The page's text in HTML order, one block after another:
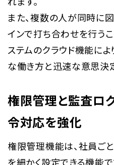
また、複数の人が同時に
インで打ち合わせを行う
ステムのクラウド機能に
な働き方と迅速な意思決
権限管理と監査ロ
令対応を強化
権限管理機能は、社員ご
を細かく設定できる機能で